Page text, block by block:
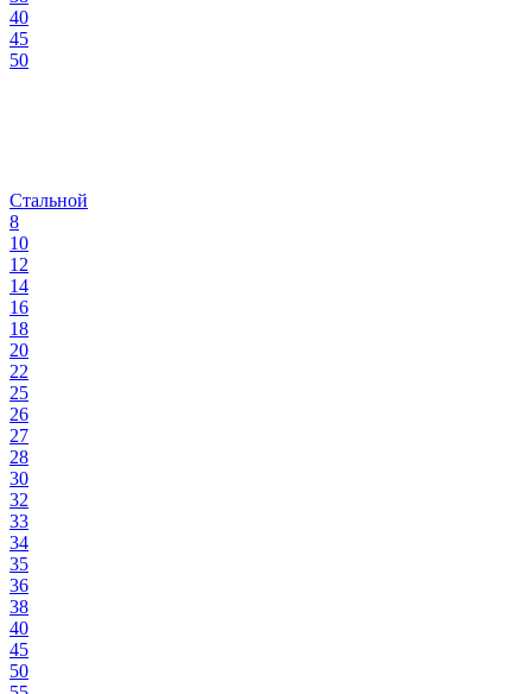
40
45
50
Стальной
8
10
12
14
16
18
20
22
25
26
27
28
30
32
33
34
35
36
38
40
45
50